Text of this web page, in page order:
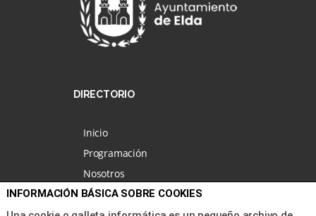
DIRECTORIO
Inicio
Programación
Nosotros
Noticias
INFORMACIÓN BÁSICA SOBRE COOKIES